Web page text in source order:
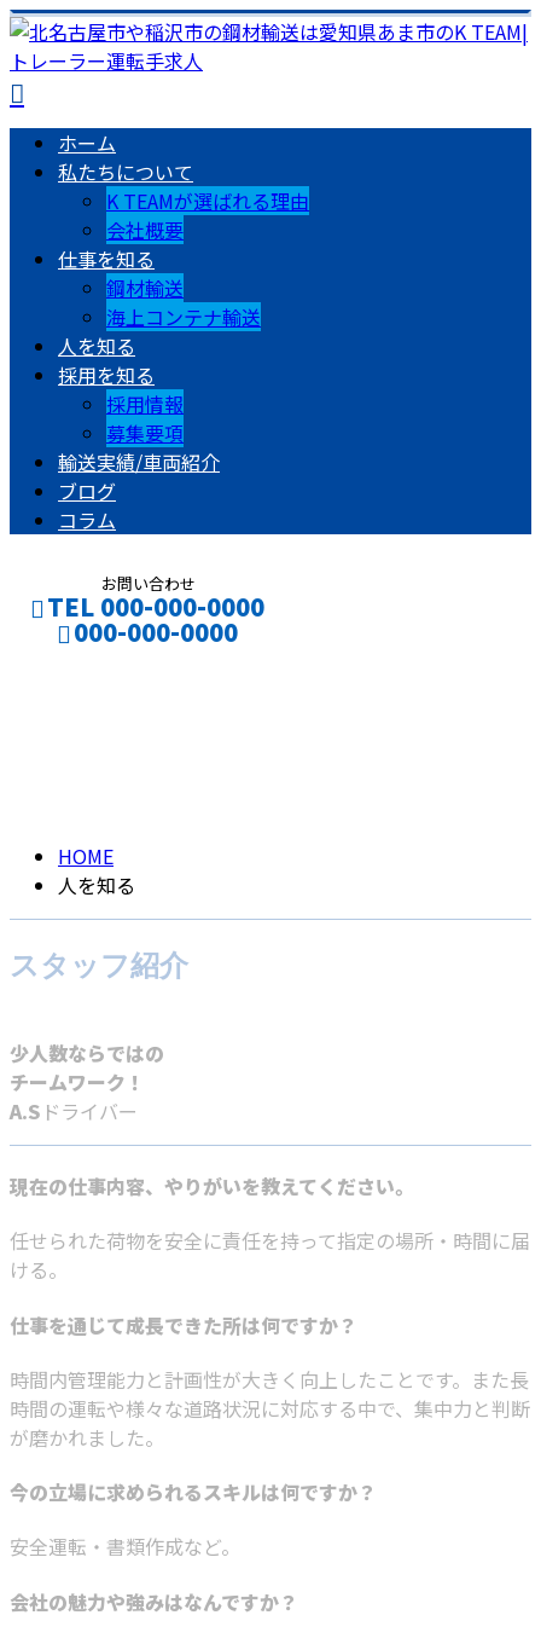
ホーム
私たちについて
K TEAMが選ばれる理由
会社概要
仕事を知る
鋼材輸送
海上コンテナ輸送
人を知る
採用を知る
採用情報
募集要項
輸送実績/車両紹介
ブログ
コラム
お問い合わせ
TEL 000-000-0000
000-000-0000
HOME
人を知る
スタッフ紹介
少人数ならではの
チームワーク！
A.S ドライバー
現在の仕事内容、やりがいを教えてください。
任せられた荷物を安全に責任を持って指定の場所・時間に届
ける。
仕事を通じて成長できた所は何ですか？
時間内管理能力と計画性が大きく向上したことです。また長
時間の運転や様々な道路状況に対応する中で、集中力と判断
が磨かれました。
今の立場に求められるスキルは何ですか？
安全運転・書類作成など。
会社の魅力や強みはなんですか？